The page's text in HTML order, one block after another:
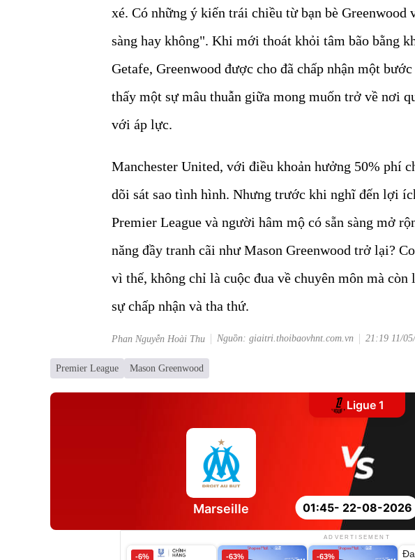
xé. Có những ý kiến trái chiều từ bạn bè Greenwood
sàng hay không". Khi mới thoát khỏi tâm bão bằng
Getafe, Greenwood được cho đã chấp nhận một
thấy một sự mâu thuẫn giữa mong muốn trở về nơi
với áp lực.
Manchester United, với điều khoản hưởng 50% phí
dõi sát sao tình hình. Nhưng trước khi nghĩ đến lợi
Premier League và người hâm mộ có sẵn sàng mở
năng đầy tranh cãi như Mason Greenwood trở lại?
vì thế, không chỉ là cuộc đua về chuyên môn mà
sự chấp nhận và tha thứ.
Phan Nguyễn Hoài Thu Nguồn: giaitri.thoibaovhnt.com.vn 21:19 11/
Premier League Mason Greenwood
Ligue 1
01:45- 22-08-2026
Marseille
ADVERTISEMENT
-6% -63% -63%